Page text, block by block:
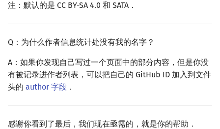
注：默认的是 CC BY-SA 4.0 和 SATA．
Q：为什么作者信息统计处没有我的名字？
A：如果你发现自己写过一个页面中的部分内容，但是你没
有被记录进作者列表，可以把自己的 GitHub ID 加入到文件
头的 author 字段 ．
感谢你看到了最后，我们现在亟需的，就是你的帮助．